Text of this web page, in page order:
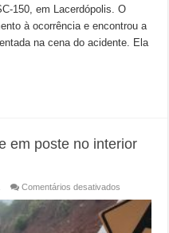
150, em Lacerdópolis. O
à ocorrência e encontrou a
na cena do acidente. Ela
em poste no interior
Comentários desativados
sai
pista